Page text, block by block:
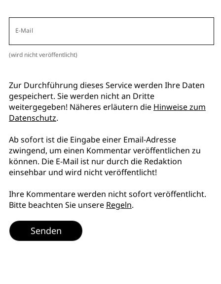
E-Mail
(wird nicht veröffentlicht)
Zur Durchführung dieses Service werden Ihre Daten
gespeichert. Sie werden nicht an Dritte
weitergegeben! Näheres erläutern die Hinweise zum
Datenschutz.
Ab sofort ist die Eingabe einer Email-Adresse
zwingend, um einen Kommentar veröffentlichen zu
können. Die E-Mail ist nur durch die Redaktion
einsehbar und wird nicht veröffentlicht!
Ihre Kommentare werden nicht sofort veröffentlicht.
Bitte beachten Sie unsere Regeln.
Senden